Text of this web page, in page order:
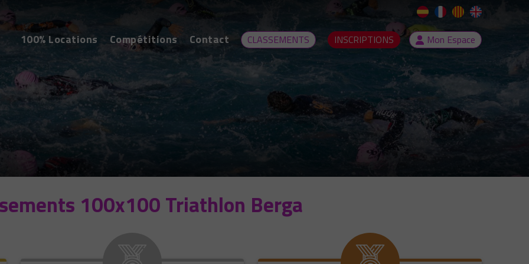
100% Locations Compétitions Contact CLASSEMENTS INSCRIPTIONS Mon Espace
100x100 Triathlon Berga